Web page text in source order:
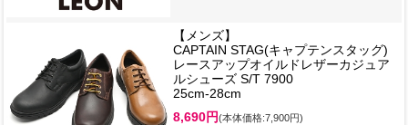
【メンズ】
CAPTAIN STAG(キャプテンスタッグ)
レースアップオイルドレザーカジュア
ルシューズ S/T 7900
25cm-28cm
8,690円(本体価格:7,900円)